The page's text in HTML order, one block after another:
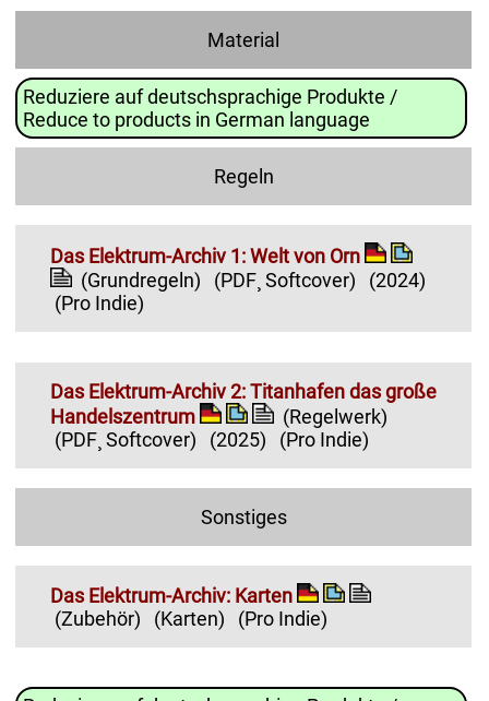
Material
Reduziere auf deutschsprachige Produkte /
Reduce to products in German language
Regeln
Das Elektrum-Archiv 1: Welt von Orn
(Grundregeln)
(PDF¸ Softcover)
(2024)
(Pro Indie)
Das Elektrum-Archiv 2: Titanhafen das große
Handelszentrum
(Regelwerk)
(PDF¸ Softcover)
(2025) (Pro Indie)
Sonstiges
Das Elektrum-Archiv: Karten
(Zubehör)
(Karten) (Pro Indie)